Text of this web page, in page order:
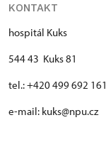
KONTAKT
hospitál Kuks
544 43 Kuks 81
tel.: +420 499 692 161
e-mail: kuks@npu.cz